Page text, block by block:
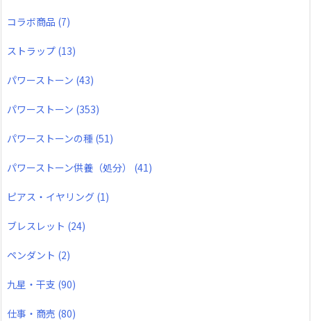
コラボ商品 (7)
ストラップ (13)
パワーストーン (43)
パワーストーン (353)
パワーストーンの種 (51)
パワーストーン供養（処分） (41)
ピアス・イヤリング (1)
ブレスレット (24)
ペンダント (2)
九星・干支 (90)
仕事・商売 (80)